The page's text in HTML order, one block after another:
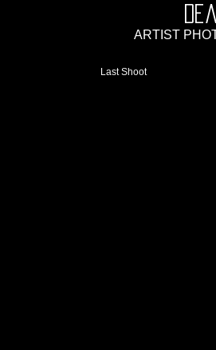
ARTIST
Last Shoot